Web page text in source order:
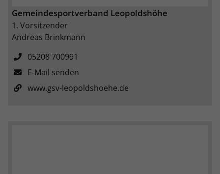
Gemeindesportverband Leopoldshöhe
1. Vorsitzender
Andreas Brinkmann
05208 700991
E-Mail senden
www.gsv-leopoldshoehe.de